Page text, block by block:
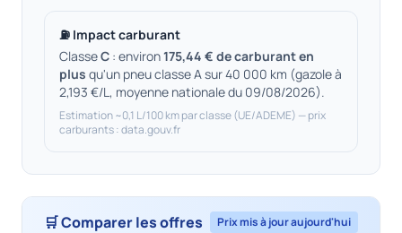
⛽ Impact carburant
ClasseC : environ175,44 € de carburant en
plus qu'un pneu classe A sur 40 000 km (gazole à
2,193 €/L, moyenne nationale du 09/08/2026).
Estimation ~0,1 L/100 km par classe (UE/ADEME) — prix
carburants : data.gouv.fr
🛒 Comparer les offres Prix mis à jour aujourd'hui